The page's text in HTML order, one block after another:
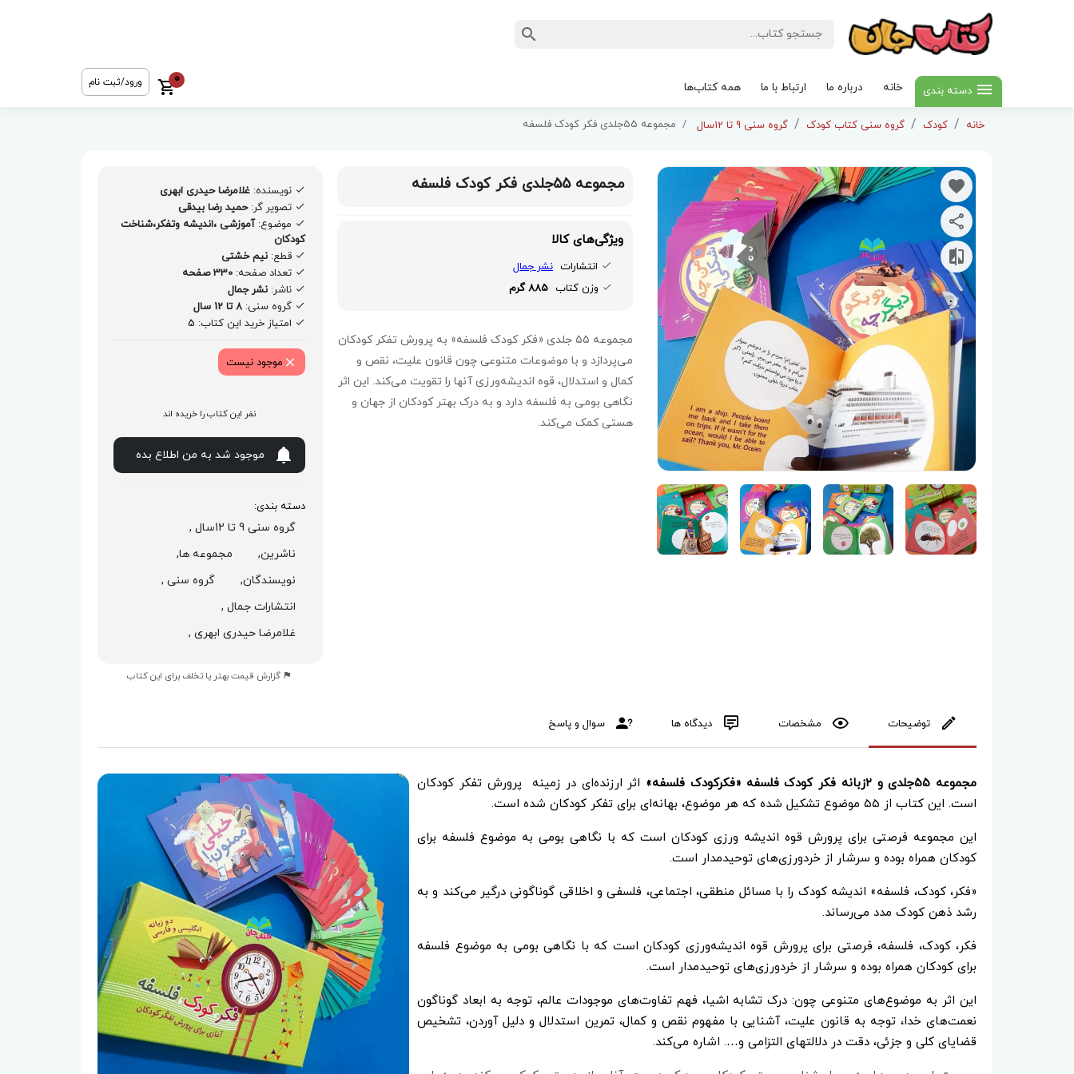
دسته بندی خانه درباره ما ارتباط با ما همه کتاب‌ها
0 ورود/ثبت نام
خانه کودک گروه سنی کتاب کودک گروه سنی 9 تا 12سال مجموعه 55جلدی فکر کودک فلسفه
مجموعه 55جلدی فکر کودک فلسفه
ویژگی‌های کالا
انتشارات نشر جمال
وزن کتاب 885 گرم
مجموعه ۵۵ جلدی «فکر کودک فلسفه» به پرورش تفکر کودکان
می‌پردازد و با موضوعات متنوعی چون قانون علیت، نقص و
کمال و استدلال، قوه اندیشه‌ورزی آنها را تقویت می‌کند. این اثر
نگاهی بومی به فلسفه دارد و به درک بهتر کودکان از جهان و
هستی کمک می‌کند.
نویسنده: غلامرضا حیدری ابهری
تصویر گر:حمید رضا بیدقی
موضوع:آموزشی ،اندیشه وتفکر،شناخت
کودکان
قطع: نیم خشتی
تعداد صفحه: 330 صفحه
ناشر: نشر جمال
گروه سنی: 8 تا 12 سال
امتیاز خرید این کتاب: 5
موجود نیست
نفر این کتاب را خریده اند
موجود شد به من اطلاع بده
دسته بندی:
گروه سنی 9 تا 12سال ,
ناشرین,
مجموعه ها,
نویسندگان,
گروه سنی ,
انتشارات جمال ,
غلامرضا حیدری ابهری ,
گزارش قیمت بهتر یا تخلف برای این کتاب
توضیحات مشخصات دیدگاه ها سوال و پاسخ
مجموعه ۵۵جلدی و ۲زبانه فکر کودک فلسفه «فکرکودک فلسفه»
اثر ارزنده‌ای در زمینه پرورش تفکر کودکان
است. این کتاب از 55 موضوع تشکیل شده که هر موضوع، بهانه‌ای برای تفکر کودکان شده است.
این مجموعه فرصتی برای پرورش قوه اندیشه‌ ورزی کودکان است که با نگاهی بومی به موضوع فلسفه برای
کودکان همراه بوده و سرشار از خردورزی‌های توحیدمدار است.
«فکر، کودک، فلسفه» اندیشه کودک را با مسائل منطقی، اجتماعی، فلسفی و اخلاقی گوناگونی درگیر می‌کند و به
رشد ذهن کودک مدد می‌رساند.
فکر، کودک، فلسفه، فرصتی برای پرورش قوه اندیشه‌ورزی کودکان است که با نگاهی بومی به موضوع فلسفه
برای کودکان همراه بوده و سرشار از خردورزی‌های توحیدمدار است.
این اثر به موضوع‌های متنوعی چون: درک تشابه اشیا، فهم تفاوت‌های موجودات عالم، توجه به ابعاد گوناگون
نعمت‌های خدا، توجه به قانون علیت، آشنایی با مفهوم نقص و کمال، تمرین استدلال و دلیل آوردن، تشخیص
قضایای کلی و جزئی، دقت در دلالتهای التزامی و…. اشاره می‌کند.